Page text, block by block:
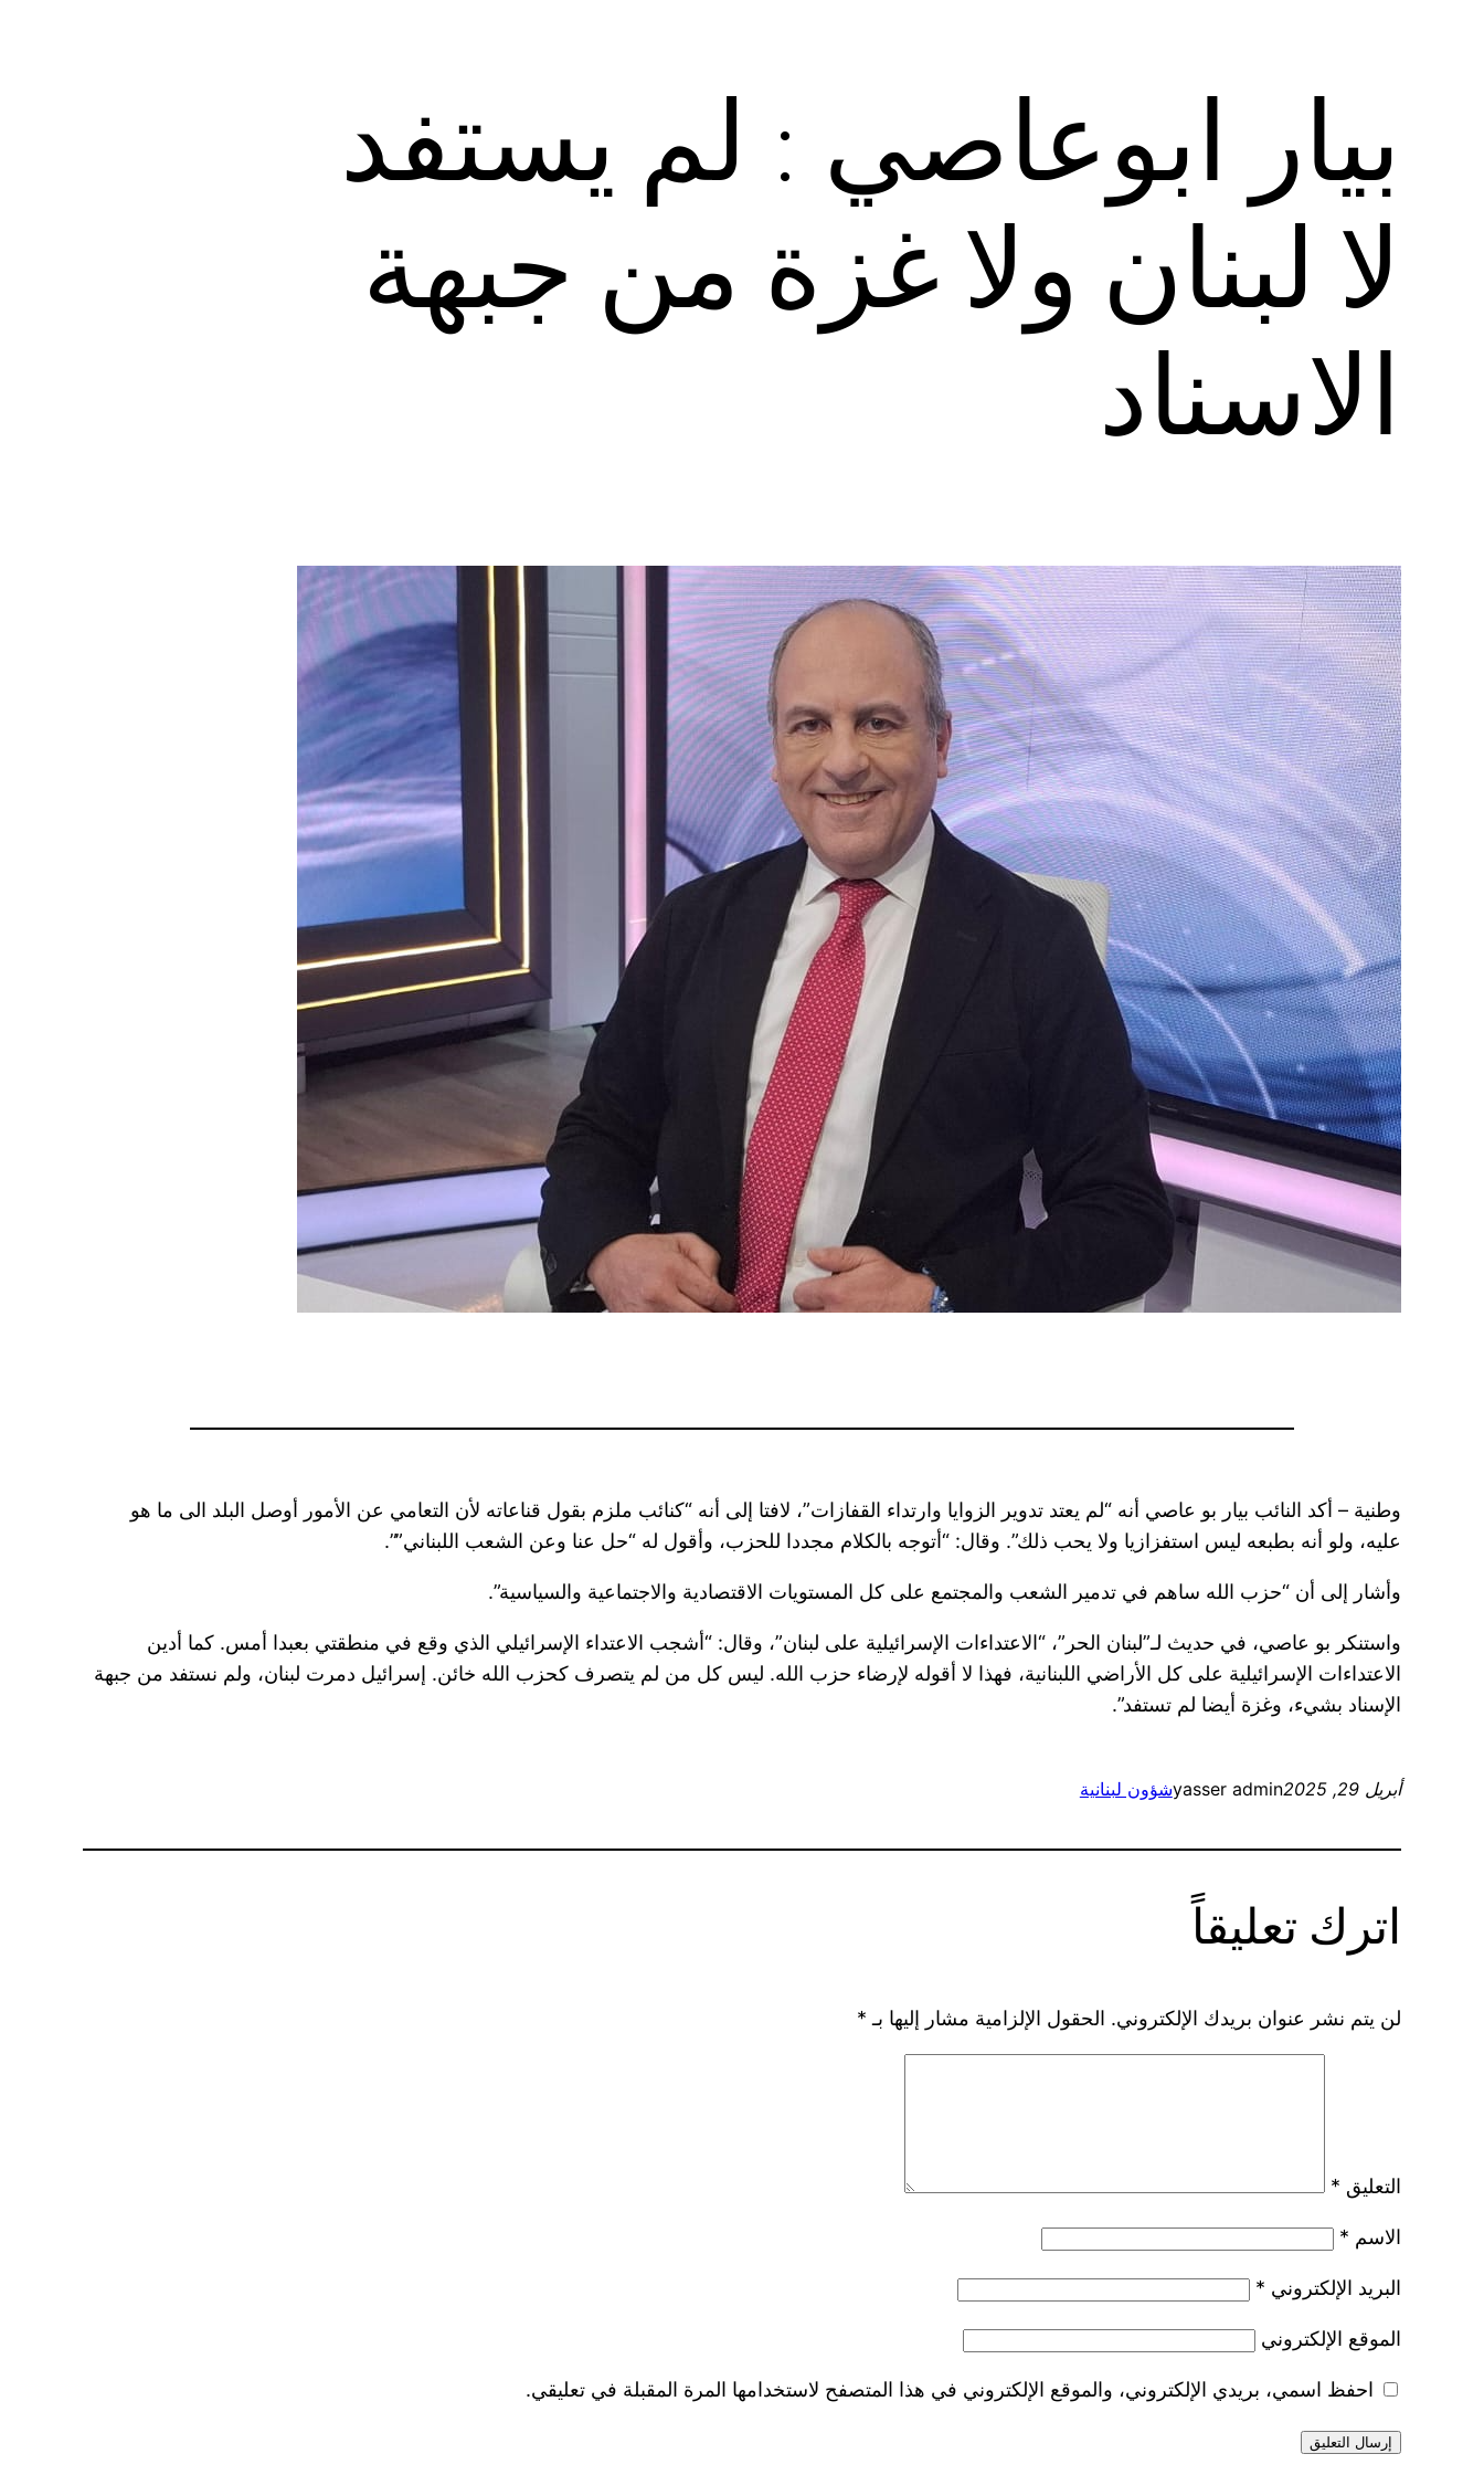
بيار ابوعاصي : لم يستفد
لا لبنان ولا غزة من جبهة
الاسناد
وطنية – أكد النائب بيار بو عاصي أنه “لم يعتد تدوير الزوايا وارتداء القفازات”، لافتا إلى أنه “كنائب ملزم بقول قناعاته لأن التعامي عن الأمور أوصل البلد الى ما هو
عليه، ولو أنه بطبعه ليس استفزازيا ولا يحب ذلك”. وقال: “أتوجه بالكلام مجددا للحزب، وأقول له “حل عنا وعن الشعب اللبناني””.
وأشار إلى أن “حزب الله ساهم في تدمير الشعب والمجتمع على كل المستويات الاقتصادية والاجتماعية والسياسية”.
واستنكر بو عاصي، في حديث لـ”لبنان الحر”، “الاعتداءات الإسرائيلية على لبنان”، وقال: “أشجب الاعتداء الإسرائيلي الذي وقع في منطقتي بعبدا أمس. كما أدين
الاعتداءات الإسرائيلية على كل الأراضي اللبنانية، فهذا لا أقوله لإرضاء حزب الله. ليس كل من لم يتصرف كحزب الله خائن. إسرائيل دمرت لبنان، ولم نستفد من جبهة
الإسناد بشيء، وغزة أيضا لم تستفد”.
أبريل 29, 2025 yasser adminشؤون لبنانية
اترك تعليقاً
لن يتم نشر عنوان بريدك الإلكتروني. الحقول الإلزامية مشار إليها بـ *
التعليق *
الاسم *
البريد الإلكتروني *
الموقع الإلكتروني
احفظ اسمي، بريدي الإلكتروني، والموقع الإلكتروني في هذا المتصفح لاستخدامها المرة المقبلة في تعليقي.